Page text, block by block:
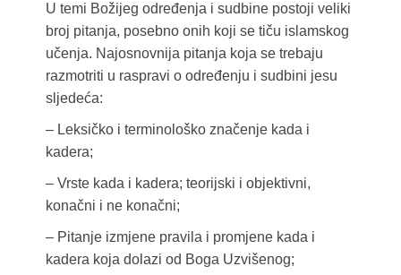
U temi Božijeg određenja i sudbine postoji veliki
broj pitanja, posebno onih koji se tiču islamskog
učenja. Najosnovnija pitanja koja se trebaju
razmotriti u raspravi o određenju i sudbini jesu
sljedeća:
– Leksičko i terminološko značenje kada i
kadera;
– Vrste kada i kadera; teorijski i objektivni,
konačni i ne konačni;
– Pitanje izmjene pravila i promjene kada i
kadera koja dolazi od Boga Uzvišenog;